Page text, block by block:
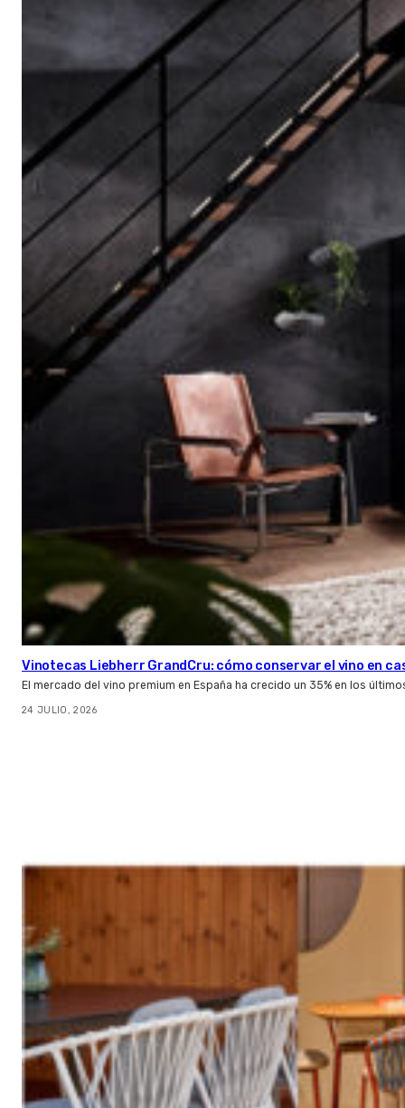
Vinotecas Liebherr GrandCru: cómo conservar el vino en
El mercado del vino premium en España ha crecido un 35% en los
24 JULIO, 2026